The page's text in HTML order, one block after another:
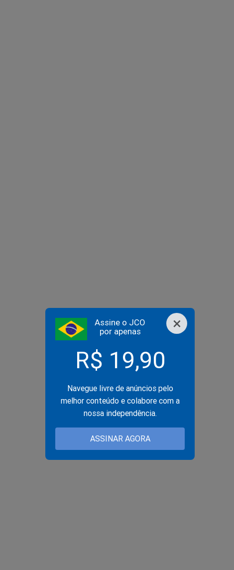
×
Assine o JCO
por apenas
R$ 19,90
Navegue livre de anúncios pelo
melhor conteúdo e colabore com a
nossa independência.
ASSINAR AGORA